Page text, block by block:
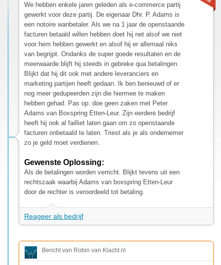
We hebben enkele jaren geleden als e-commerce partij
gewerkt voor deze partij. De eigenaar Dhr. P. Adams is
een notoire wanbetaler. Als we na 1 jaar de openstaande
facturen betaald willen hebben doet hij net alsof we niet
voor hem hebben gewerkt en alsof hij er allemaal niks
van begrijpt. Ondanks de super goede resultaten en de
meerwaarde blijft hij steeds in gebreke qua betalingen.
Blijkt dat hij dit ook met andere leveranciers en
marketing partijen heeft gedaan. Ik ben benieuwd of er
nog meer gedupeerden zijn die hiermee te maken
hebben gehad. Pas op: doe geen zaken met Peter
Adams van Boxspring Etten-Leur. Zijn eerdere bedrijf
heeft hij ook al failliet laten gaan om zo openstaande
facturen onbetaald te laten. Triest als je als ondernemer
zo je geld moet verdienen.
Gewenste Oplossing:
Als de betalingen worden verricht. Blijkt tevens uit een
rechtszaak waarbij Adams van boxspring Etten-Leur
door de rechter is veroordeeld tot betaling.
Reageer als bedrijf
Bericht van Robin van Klacht.nl